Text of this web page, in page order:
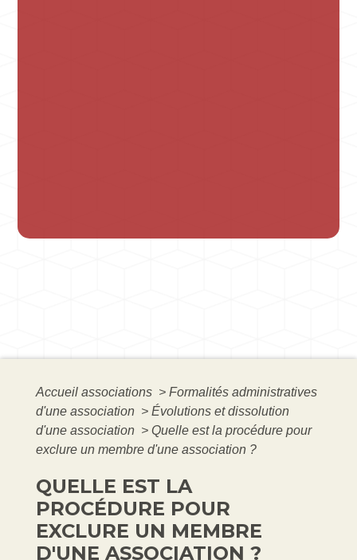
Accueil associations > Formalités administratives
d'une association > Évolutions et dissolution
d'une association > Quelle est la procédure pour
exclure un membre d'une association ?
QUELLE EST LA
PROCÉDURE POUR
EXCLURE UN MEMBRE
D'UNE ASSOCIATION ?